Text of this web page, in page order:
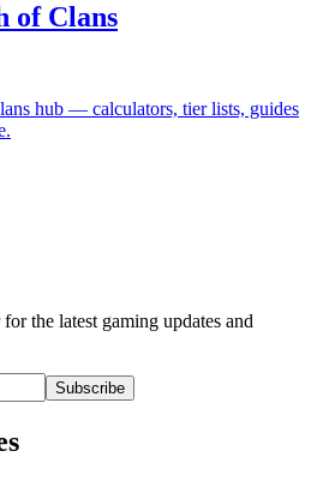
of Clans
hub — calculators, tier lists, guides
the latest gaming updates and
Subscribe